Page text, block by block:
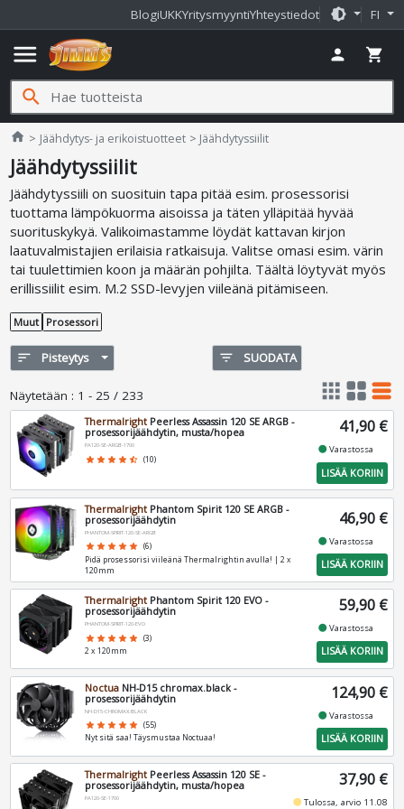
BlogiUKKYritysmyyntiYhteystiedot brightness_medium FI
menu person shopping_cart
search
home Jimms.fi
Jäähdytys- ja erikoistuotteet Jäähdytyssiilit
Jäähdytyssiilit
Jäähdytyssiili on suosituin tapa pitää esim. prosessorisi
tuottama lämpökuorma aisoissa ja täten ylläpitää hyvää
suorituskykyä. Valikoimastamme löydät kattavan kirjon
laatuvalmistajien erilaisia ratkaisuja. Valitse omasi esim. värin
tai tuulettimien koon ja määrän pohjilta. Täältä löytyvät myös
erillissiilit esim. M.2 SSD-levyjen viileänä pitämiseen.
Muut Prosessori
sort Pisteytys filter_list SUODATA
Näytetään : 1 - 25 / 233 apps grid_view table_rows
Thermalright Peerless Assassin 120 SE ARGB -
prosessorijäähdytin, musta/hopea
PA120-SE-ARGB-1700
star star star star star_half (10)
41,90 €
fiber_manual_recordVarastossa
LISÄÄ KORIIN
Thermalright Phantom Spirit 120 SE ARGB -
prosessorijäähdytin
PHANTOM-SPIRIT-120-SE-ARGB
star star star star star (6)
Pidä prosessorisi viileänä Thermalrightin avulla! | 2 x
120mm
46,90 €
fiber_manual_recordVarastossa
LISÄÄ KORIIN
Thermalright Phantom Spirit 120 EVO -
prosessorijäähdytin
PHANTOM-SPIRIT-120-EVO
star star star star star (3)
2 x 120mm
59,90 €
fiber_manual_recordVarastossa
LISÄÄ KORIIN
Noctua NH-D15 chromax.black -
prosessorijäähdytin
NH-D15-CHROMAX.BLACK
star star star star star (55)
Nyt sitä saa! Täysmustaa Noctuaa!
124,90 €
fiber_manual_recordVarastossa
LISÄÄ KORIIN
Thermalright Peerless Assassin 120 SE -
prosessorijäähdytin, musta/hopea
PA120-SE-1700
37,90 €
fiber_manual_recordTulossa, arvio 11.08